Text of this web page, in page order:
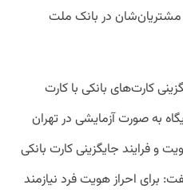
مشتریان‌شان در بانک ملت
کارت‌های بانکی با کارت
به صورت آزمایشی در تهران
و فرایند جایگزینی کارت بانکی
احراز هویت فرد نیازمند